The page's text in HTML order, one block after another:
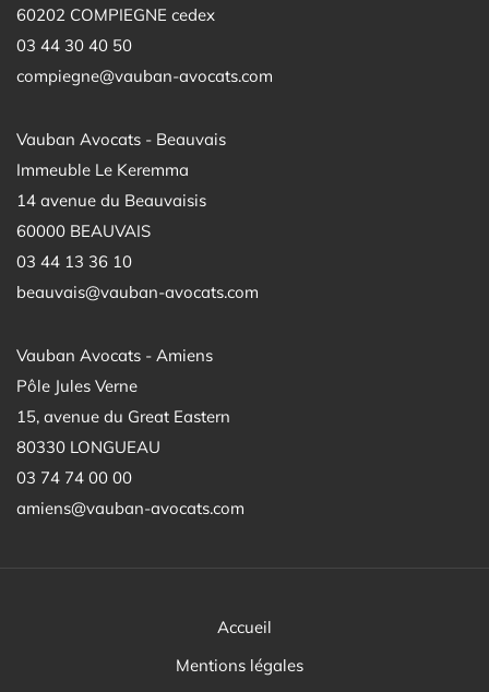
60202 COMPIEGNE cedex
03 44 30 40 50
compiegne@vauban-avocats.com
Vauban Avocats - Beauvais
Immeuble Le Keremma
14 avenue du Beauvaisis
60000 BEAUVAIS
03 44 13 36 10
beauvais@vauban-avocats.com
Vauban Avocats - Amiens
Pôle Jules Verne
15, avenue du Great Eastern
80330 LONGUEAU
03 74 74 00 00
amiens@vauban-avocats.com
Accueil
Mentions légales